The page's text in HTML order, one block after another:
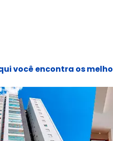
você encontra os